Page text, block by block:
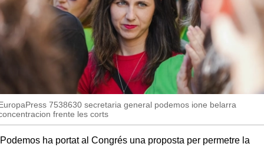
JudiciExprés
INVESTIGACIÓ
INTERNACIONAL
MUNICIPIS7538630 secretaria general podemos ione belarra
frente les corts
Podemos ha portat al Congrés una proposta per permetre la